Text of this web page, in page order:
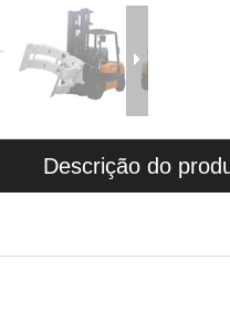
Descrição do